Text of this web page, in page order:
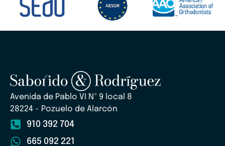
Avenida de Pablo VI Nº 9 local 8
28224 - Pozuelo de Alarcón
910 392 704
665 092 221